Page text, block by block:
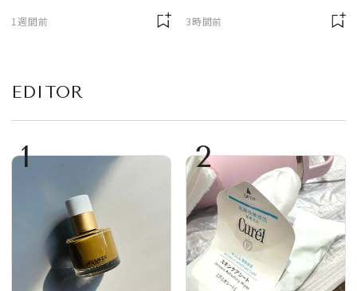
た！ ひとりっPが大後
1週間前
を初公開！ 本当に使え
3時間前
EDITOR
1 2